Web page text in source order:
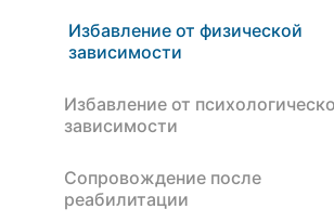
Избавление от физической
зависимости
Избавление от
зависимости
Сопровождение после
реабилитации